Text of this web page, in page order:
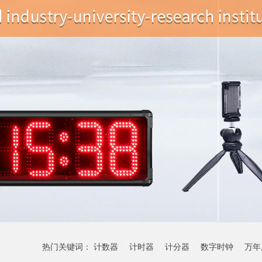
热门关键词： 计数器 计时器 计分器 数字时钟 万